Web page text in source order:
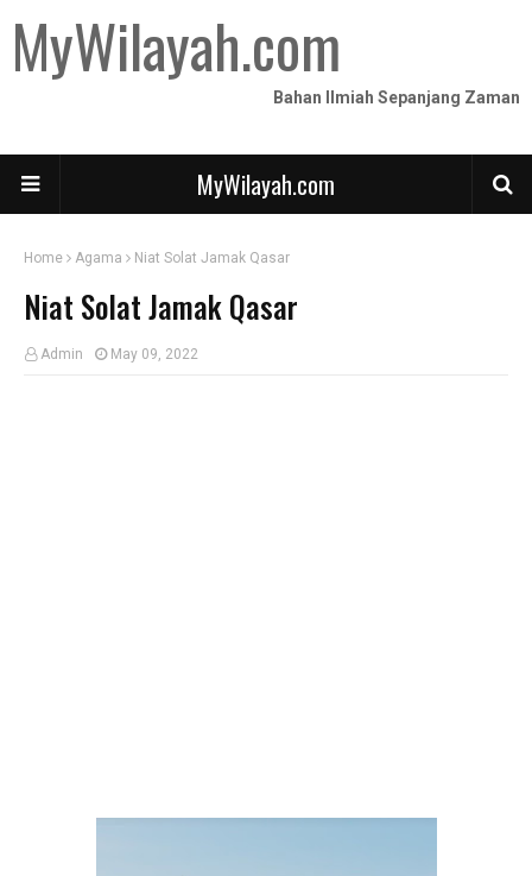
MyWilayah.com
Bahan Ilmiah Sepanjang Zaman
MyWilayah.com
Home Agama Niat Solat Jamak Qasar
Niat Solat Jamak Qasar
Admin May 09, 2022